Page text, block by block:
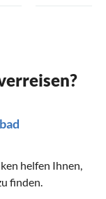
helfen Ihnen,
finden.